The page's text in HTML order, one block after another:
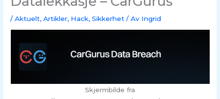
/Aktuelt,Artikler, Hack,Sikkerhet / Av Ingrid
Skjermbilde fra